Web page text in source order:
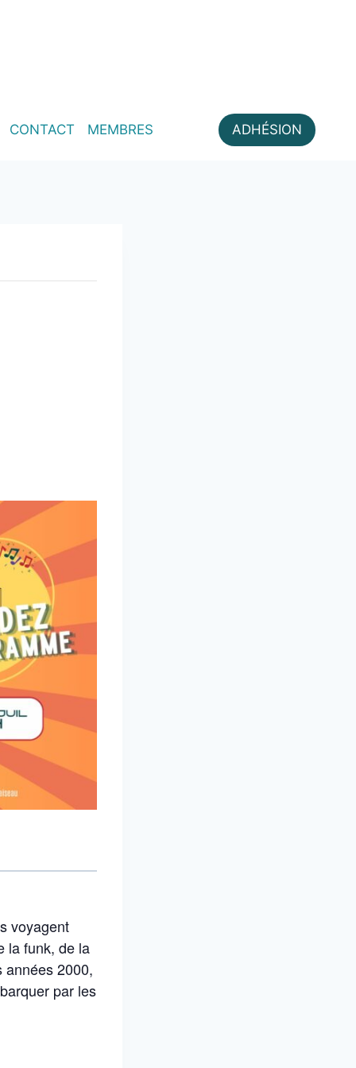
CONTACT MEMBRES ADHÉSION
voyagent
la funk, de la
années 2000,
par les